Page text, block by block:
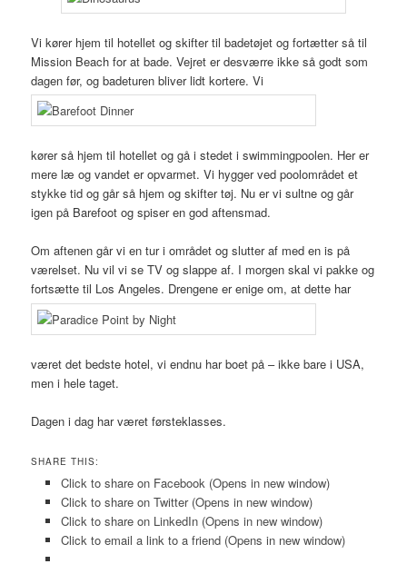
Vi kører hjem til hotellet og skifter til badetøjet og fortætter så til
Mission Beach for at bade. Vejret er desværre ikke så godt som
dagen før, og badeturen bliver lidt kortere. Vi
kører så hjem til hotellet og gå i stedet i swimmingpoolen. Her er
mere læ og vandet er opvarmet. Vi hygger ved poolområdet et
stykke tid og går så hjem og skifter tøj. Nu er vi sultne og går
igen på Barefoot og spiser en god aftensmad.
Om aftenen går vi en tur i området og slutter af med en is på
værelset. Nu vil vi se TV og slappe af. I morgen skal vi pakke og
fortsætte til Los Angeles. Drengene er enige om, at dette har
været det bedste hotel, vi endnu har boet på – ikke bare i USA,
men i hele taget.
Dagen i dag har været førsteklasses.
SHARE THIS:
Click to share on Facebook (Opens in new window)
Click to share on Twitter (Opens in new window)
Click to share on LinkedIn (Opens in new window)
Click to email a link to a friend (Opens in new window)